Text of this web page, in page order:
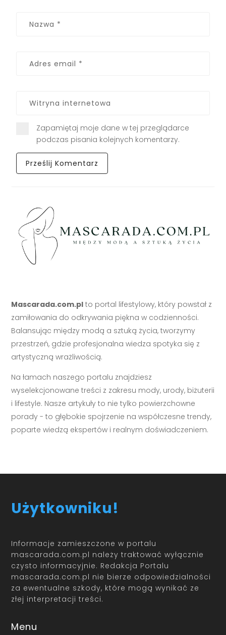
Zapamiętaj moje dane w tej przeglądarce
podczas pisania kolejnych komentarzy.
Mascarada.com.pl to portal lifestylowy, który powstał z
zamiłowania do odkrywania piękna w codzienności.
Balansując między modą a sztuką życia, tworzymy
przestrzeń, gdzie profesjonalna wiedza spotyka się z
artystyczną wrażliwością.
Na łamach naszego portalu znajdziesz
wyselekcjonowane treści z zakresu mody, urody, biżuterii
i lifestyle. Nasze artykuły to nie tylko powierzchowne
porady - to głębokie spojrzenie na współczesne trendy,
poparte wiedzą ekspertów i realnym doświadczeniem.
Użytkowniku!
Informacje zamieszczone w portalu
mascarada.com.pl należy traktować wyłącznie
czysto informacyjnie. Redakcja Portalu
mascarada.com.pl nie bierze odpowiedzialności
za ewentualne szkody, które mogą wynikać ze
złej interpretacji treści.
Menu